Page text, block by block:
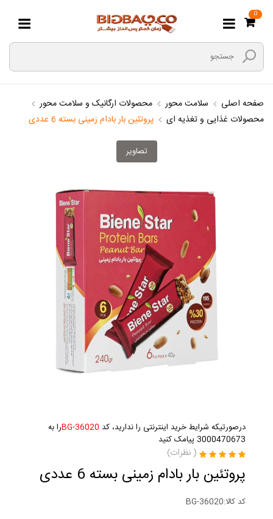
0
صفحه اصلی سلامت محور
محصولات ارگانیک و سلامت محور
محصولات غذایی و تغذیه ای
پروتئین بار بادام زمینی بسته 6 عددی
تصاویر
درصورتیکه شرایط خرید اینترنتی را ندارید، کد BG-36020را به
3000470673 پیامک کنید
( نظرات)
پروتئین بار بادام زمینی بسته 6 عددی
کد کالا:BG-36020